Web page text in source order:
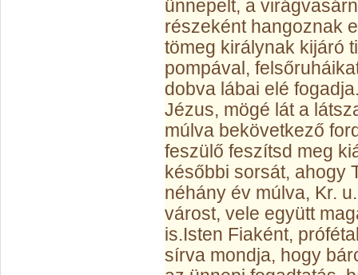
ünnepelt, a
részeként hangoznak
tömeg királynak kijáró
pompával,
dobva lábai elé
Jézus, mögé lát a
múlva bekövetkező
feszülő feszítsd meg
későbbi sorsát, ahogy
néhány év múlva, Kr.
várost, vele együtt
is.Isten Fiaként,
sírva mondja, hogy